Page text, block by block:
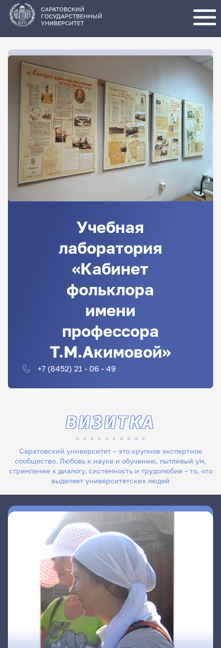
основному
содержанию
САРАТОВСКИЙ
ГОСУДАРСТВЕННЫЙ
УНИВЕРСИТЕТ
Учебная
лаборатория
«Кабинет
фольклора
имени
профессора
Т.М.Акимовой»
+7 (8452) 21 - 06 - 49
Саратовский университет – это крупное экспертное
сообщество. Любовь к науке и обучению, пытливый ум,
стремление к диалогу, системность и трудолюбие – то, что
выделяет университетских людей
ВИЗИТКА